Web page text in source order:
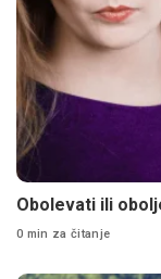
Obolevati ili
0 min za čitanje